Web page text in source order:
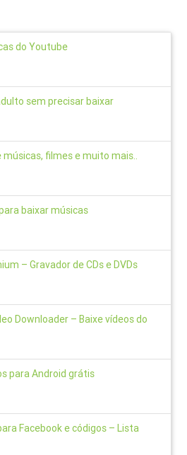
do Youtube
sem precisar baixar
músicas, filmes e muito mais..
baixar músicas
– Gravador de CDs e DVDs
Downloader – Baixe vídeos do
para Android grátis
Facebook e códigos – Lista